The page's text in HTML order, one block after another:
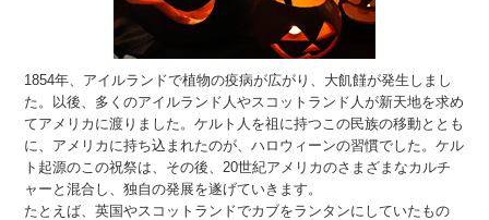
1854年、アイルランドで植物の疫病が広がり、大飢饉が発生しまし
た。以後、多くのアイルランド人やスコットランド人が新天地を求め
てアメリカに渡りました。ケルト人を祖に持つこの民族の移動ととも
に、アメリカに持ち込まれたのが、ハロウィーンの習慣でした。ケル
ト起源のこの祝祭は、その後、20世紀アメリカのさまざまなカルチ
ャーと混合し、独自の発展を遂げていきます。
たとえば、英国やスコットランドでカブをランタンにしていたもの